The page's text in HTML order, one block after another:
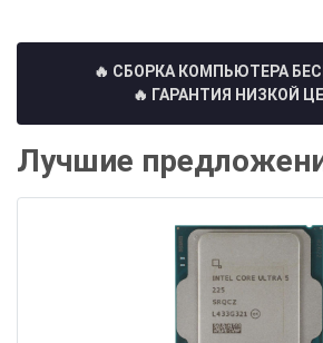
🔥 СБОРКА КОМПЬЮТЕРА
🔥 ГАРАНТИЯ НИЗКОЙ
Лучшие